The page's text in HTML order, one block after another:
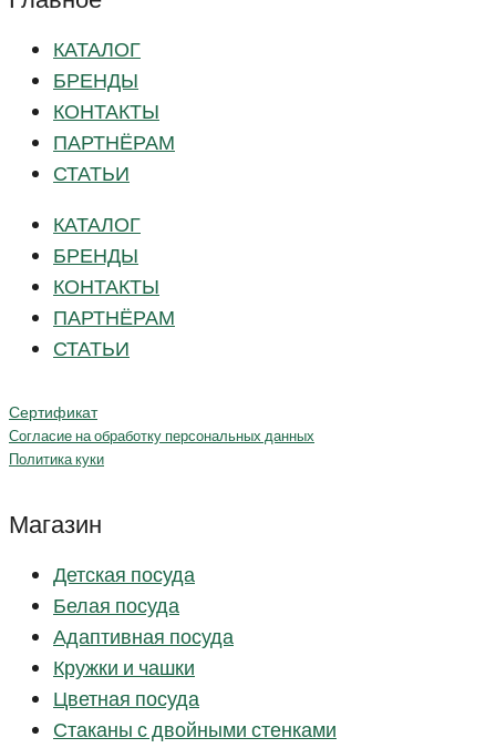
КАТАЛОГ
БРЕНДЫ
КОНТАКТЫ
ПАРТНЁРАМ
СТАТЬИ
КАТАЛОГ
БРЕНДЫ
КОНТАКТЫ
ПАРТНЁРАМ
СТАТЬИ
Сертификат
Согласие на обработку персональных данных
Политика куки
Магазин
Детская посуда
Белая посуда
Адаптивная посуда
Кружки и чашки
Цветная посуда
Стаканы с двойными стенками